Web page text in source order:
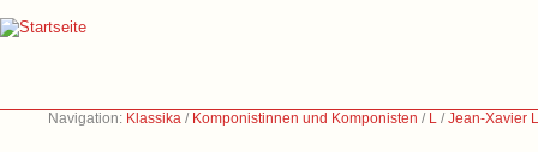
Navigation: Klassika / Komponistinnen und Komponisten / L /Jean-Xavier